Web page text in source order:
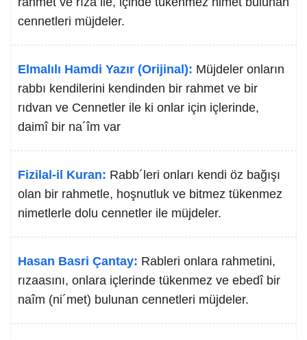
cennetleri müjdeler.
Elmalılı Hamdi Yazır (Orijinal): Müjdeler onların
rabbı kendilerini kendinden bir rahmet ve bir
rıdvan ve Cennetler ile ki onlar için içlerinde,
daimî bir na´îm var
Fizilal-il Kuran: Rabb´leri onları kendi öz bağışı
olan bir rahmetle, hoşnutluk ve bitmez tükenmez
nimetlerle dolu cennetler ile müjdeler.
Hasan Basri Çantay: Rableri onlara rahmetini,
rızaasını, onlara içlerinde tükenmez ve ebedî bir
naîm (ni´met) bulunan cennetleri müjdeler.